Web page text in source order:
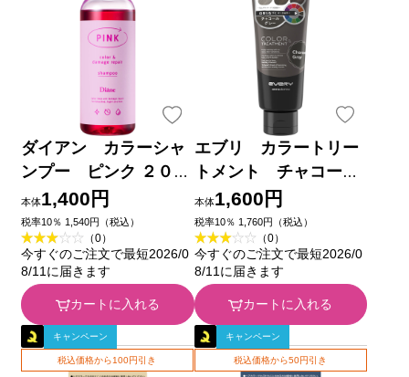
ダイアン カラーシャ
ンプー ピンク ２００
ｍｌ ネイチャーラボ
本体1,400円
税率10％ 1,540円（税込）
（0）
今すぐのご注文で最短2026/0
8/11に届きます
カートに入れる
エブリ カラートリー
トメント チャコール
グレー １６０ｇ アン
ナドンナ
本体1,600円
税率10％ 1,760円（税込）
（0）
今すぐのご注文で最短2026/0
8/11に届きます
カートに入れる
キャンペーン
税込価格から100円引き
キャンペーン
税込価格から50円引き